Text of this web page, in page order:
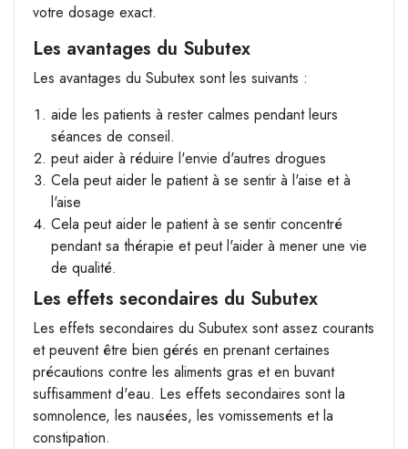
votre dosage exact.
Les avantages du Subutex
Les avantages du Subutex sont les suivants :
aide les patients à rester calmes pendant leurs
séances de conseil.
peut aider à réduire l'envie d'autres drogues
Cela peut aider le patient à se sentir à l'aise et à
l'aise
Cela peut aider le patient à se sentir concentré
pendant sa thérapie et peut l'aider à mener une vie
de qualité.
Les effets secondaires du Subutex
Les effets secondaires du Subutex sont assez courants
et peuvent être bien gérés en prenant certaines
précautions contre les aliments gras et en buvant
suffisamment d'eau. Les effets secondaires sont la
somnolence, les nausées, les vomissements et la
constipation.